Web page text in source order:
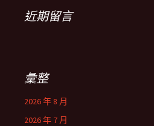
近期留言
彙整
2026 年 8 月
2026 年 7 月